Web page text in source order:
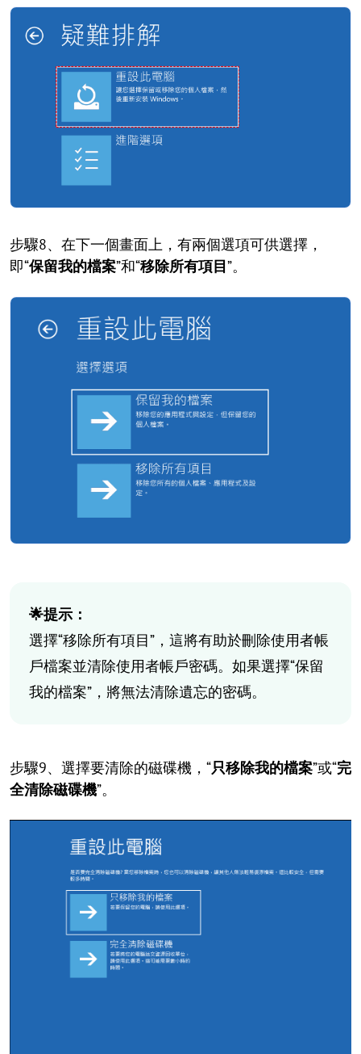
步驟8、在下一個畫面上，有兩個選項可供選擇，
即“保留我的檔案”和“移除所有項目”。
🌟提示：
選擇“移除所有項目”，這將有助於刪除使用者帳
戶檔案並清除使用者帳戶密碼。如果選擇“保留
我的檔案”，將無法清除遺忘的密碼。
步驟9、選擇要清除的磁碟機，“只移除我的檔案”或“完
全清除磁碟機”。